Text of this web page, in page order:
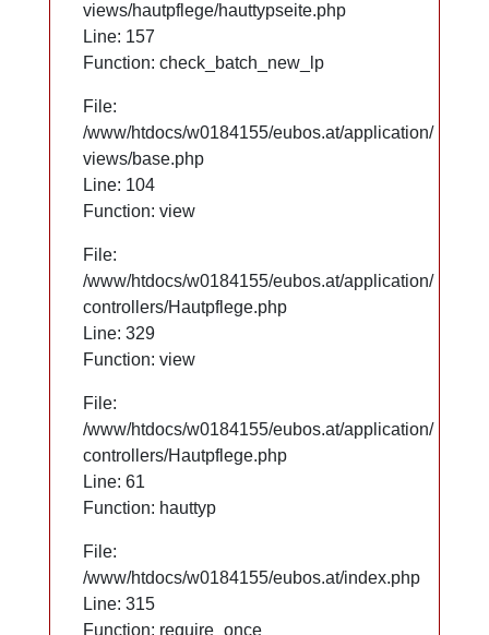
views/hautpflege/hauttypseite.php
Line: 66
Function: check_batch_new_lp
File:
/www/htdocs/w0184155/eubos.at/application/
views/base.php
Line: 104
Function: view
File:
/www/htdocs/w0184155/eubos.at/application/
controllers/Hautpflege.php
Line: 329
Function: view
File:
/www/htdocs/w0184155/eubos.at/application/
controllers/Hautpflege.php
Line: 61
Function: hauttyp
File:
/www/htdocs/w0184155/eubos.at/index.php
Line: 315
Function: require_once
views/hautpflege/hauttypseite.php
Line: 157
Function: check_batch_new_lp
File:
/www/htdocs/w0184155/eubos.at/application/
views/base.php
Line: 104
Function: view
File:
/www/htdocs/w0184155/eubos.at/application/
controllers/Hautpflege.php
Line: 329
Function: view
File:
/www/htdocs/w0184155/eubos.at/application/
controllers/Hautpflege.php
Line: 61
Function: hauttyp
File:
/www/htdocs/w0184155/eubos.at/index.php
Line: 315
Function: require_once